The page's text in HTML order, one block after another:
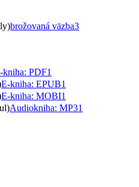
brožovaná väzba3
kniha: PDF1
E-kniha: EPUB1
E-kniha: MOBI1
Audiokniha: MP31